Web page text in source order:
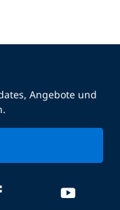
Angebote und